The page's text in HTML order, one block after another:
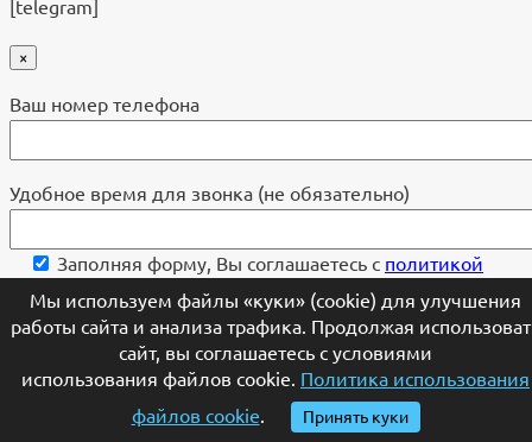
Мы используем файлы «куки» (cookie) для улучшения
работы сайта и анализа трафика. Продолжая
сайт, вы соглашаетесь с условиями
использования файлов cookie. Политика использования
файлов cookie. Принять куки
[telegram]
×
Ваш номер телефона
Удобное время для звонка (не обязательно)
Заполняя форму, Вы соглашаетесь с политикой
конфиденциальности.